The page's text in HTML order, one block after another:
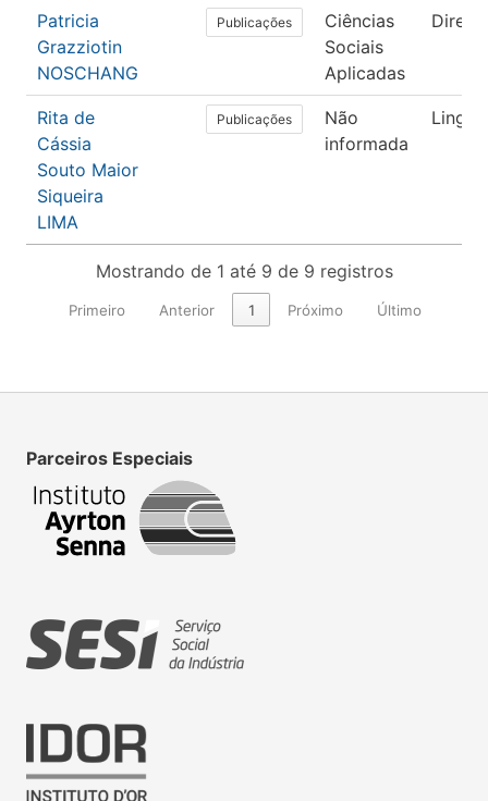
Patricia
Grazziotin
NOSCHANG
Publicações
Ciências
Sociais
Aplicadas
Direito
Rita de
Cássia
Souto Maior
Siqueira
LIMA
Publicações
Não
informada
Mostrando de 1 até 9 de 9 registros
Primeiro Anterior 1 Próximo Último
Parceiros Especiais